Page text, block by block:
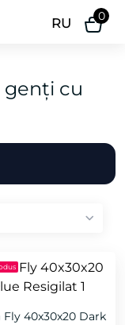
RU 0
genți cu
Fly 40x30x20 Dark